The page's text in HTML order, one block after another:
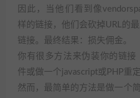
因此，当他们看到像
样的链接，他们会砍掉URL的
链接。最终结果：损失佣金。
你有很多方法来伪装你的链接
件或做一个javascript或PHP重定
然而，最简单的方法是做一个